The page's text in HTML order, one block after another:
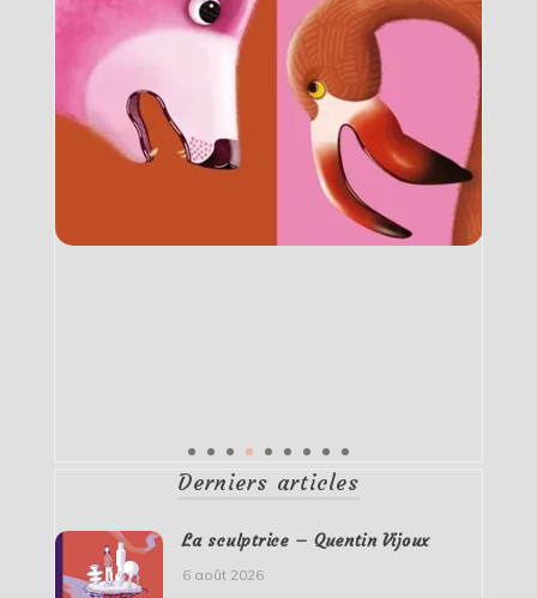
Derniers articles
La sculptrice – Quentin Vijoux
6 août 2026